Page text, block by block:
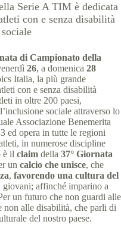
Serie A TIM è dedicata
con e senza disabilità
di Campionato della
26, a domenica 28
Italia, la più grande
con e senza disabilità
in oltre 200 paesi,
sociale attraverso lo
Associazione Benemerita
ed opera in tutte le regioni
in numerose discipline
è il claim della 37° Giornata
un calcio che unisce, che
, favorendo una cultura del
giovani; affinché imparino a
un futuro che non guardi alle
non alle disabilità, che parli di
del nostro paese.